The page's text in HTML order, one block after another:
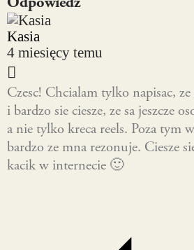
Kasia
4 miesięcy temu
Czesc! Chcialam tylko napisac,
i bardzo sie ciesze, ze sa jeszcze
a nie tylko kreca reels. Poza tym
bardzo ze mna rezonuje. Ciesze
kacik w internecie 🙂